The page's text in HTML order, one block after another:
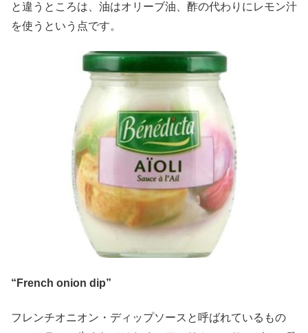
と違うところは、油はオリーブ油、酢の代わりにレモン汁
を使うという点です。
“French onion dip”
フレンチオニオン・ディップソースと呼ばれているもの